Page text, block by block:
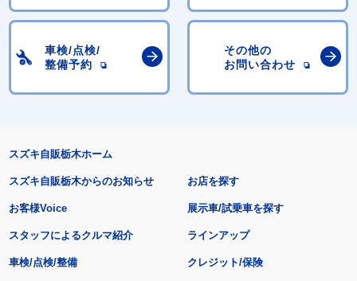
車検/点検/
整備予約
その他の
お問い合わせ
スズキ自販栃木ホーム
スズキ自販栃木からのお知らせ
お客様Voice
スタッフによるクルマ紹介
お店を探す
展示車/試乗車を探す
ラインアップ
車検/点検/整備 クレジット/保険